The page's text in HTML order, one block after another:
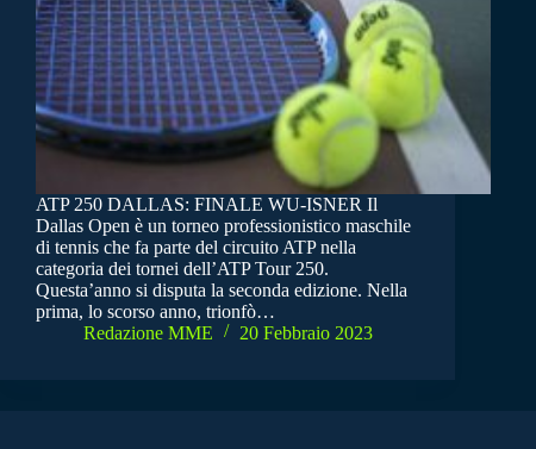
ATP 250 DALLAS: FINALE WU-ISNER Il
Dallas Open è un torneo professionistico maschile
di tennis che fa parte del circuito ATP nella
categoria dei tornei dell’ATP Tour 250.
Questa’anno si disputa la seconda edizione. Nella
prima, lo scorso anno, trionfò…
Redazione MME
20 Febbraio 2023